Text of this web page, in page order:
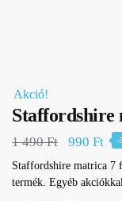
Akció!
Staffordshire
1 490Ft
Original
price
was:
990 Ft
is:
-
Staffordshire matrica 7
termék. Egyéb